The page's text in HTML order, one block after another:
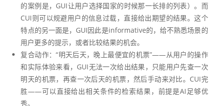
的案例是，GUI让用户选择国家的时候那一长排的列表）。而
CUI则可以规避用户的信息过载，直接给出期望的结果。这个
特点的另一面是，GUI因此是informative的，给不熟悉场景的
用户更多的提示，或者比较结果的机会。
复合动作：“明天后天，晚上最便宜的机票”——从用户的操作
和实际体验来看，GUI无法一次给出结果，只能用户先查一次
明天的机票，再查一次后天的机票，然后手动来对比。CUI完
胜——可以直接给出相关条件的检索结果，前提是AI足够优
秀。